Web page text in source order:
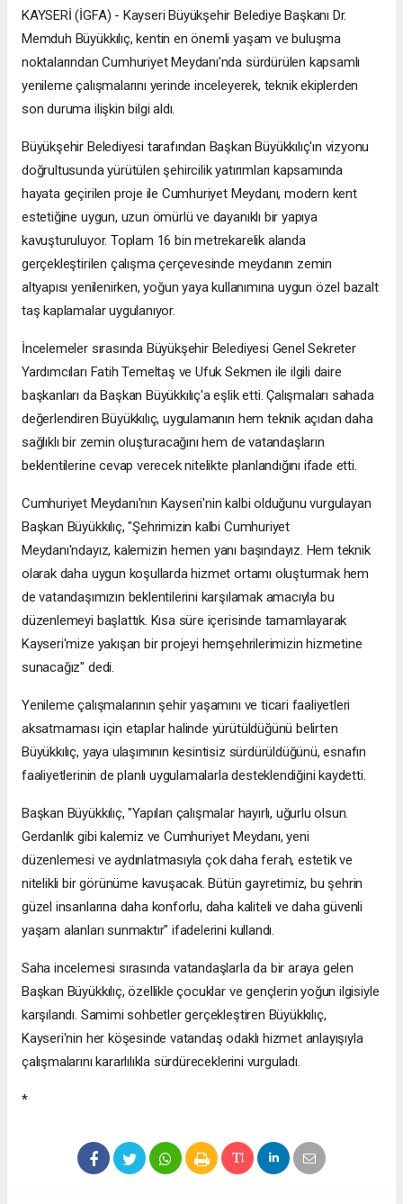
KAYSERİ (İGFA) - Kayseri Büyükşehir Belediye Başkanı Dr.
Memduh Büyükkılıç, kentin en önemli yaşam ve buluşma
noktalarından Cumhuriyet Meydanı'nda sürdürülen kapsamlı
yenileme çalışmalarını yerinde inceleyerek, teknik ekiplerden
son duruma ilişkin bilgi aldı.
Büyükşehir Belediyesi tarafından Başkan Büyükkılıç'ın vizyonu
doğrultusunda yürütülen şehircilik yatırımları kapsamında
hayata geçirilen proje ile Cumhuriyet Meydanı, modern kent
estetiğine uygun, uzun ömürlü ve dayanıklı bir yapıya
kavuşturuluyor. Toplam 16 bin metrekarelik alanda
gerçekleştirilen çalışma çerçevesinde meydanın zemin
altyapısı yenilenirken, yoğun yaya kullanımına uygun özel bazalt
taş kaplamalar uygulanıyor.
İncelemeler sırasında Büyükşehir Belediyesi Genel Sekreter
Yardımcıları Fatih Temeltaş ve Ufuk Sekmen ile ilgili daire
başkanları da Başkan Büyükkılıç'a eşlik etti. Çalışmaları sahada
değerlendiren Büyükkılıç, uygulamanın hem teknik açıdan daha
sağlıklı bir zemin oluşturacağını hem de vatandaşların
beklentilerine cevap verecek nitelikte planlandığını ifade etti.
Cumhuriyet Meydanı'nın Kayseri'nin kalbi olduğunu vurgulayan
Başkan Büyükkılıç, "Şehrimizin kalbi Cumhuriyet
Meydanı'ndayız, kalemizin hemen yanı başındayız. Hem teknik
olarak daha uygun koşullarda hizmet ortamı oluşturmak hem
de vatandaşımızın beklentilerini karşılamak amacıyla bu
düzenlemeyi başlattık. Kısa süre içerisinde tamamlayarak
Kayseri'mize yakışan bir projeyi hemşehrilerimizin hizmetine
sunacağız" dedi.
Yenileme çalışmalarının şehir yaşamını ve ticari faaliyetleri
aksatmaması için etaplar halinde yürütüldüğünü belirten
Büyükkılıç, yaya ulaşımının kesintisiz sürdürüldüğünü, esnafın
faaliyetlerinin de planlı uygulamalarla desteklendiğini kaydetti.
Başkan Büyükkılıç, "Yapılan çalışmalar hayırlı, uğurlu olsun.
Gerdanlık gibi kalemiz ve Cumhuriyet Meydanı, yeni
düzenlemesi ve aydınlatmasıyla çok daha ferah, estetik ve
nitelikli bir görünüme kavuşacak. Bütün gayretimiz, bu şehrin
güzel insanlarına daha konforlu, daha kaliteli ve daha güvenli
yaşam alanları sunmaktır" ifadelerini kullandı.
Saha incelemesi sırasında vatandaşlarla da bir araya gelen
Başkan Büyükkılıç, özellikle çocuklar ve gençlerin yoğun ilgisiyle
karşılandı. Samimi sohbetler gerçekleştiren Büyükkılıç,
Kayseri'nin her köşesinde vatandaş odaklı hizmet anlayışıyla
çalışmalarını kararlılıkla sürdüreceklerini vurguladı.
*